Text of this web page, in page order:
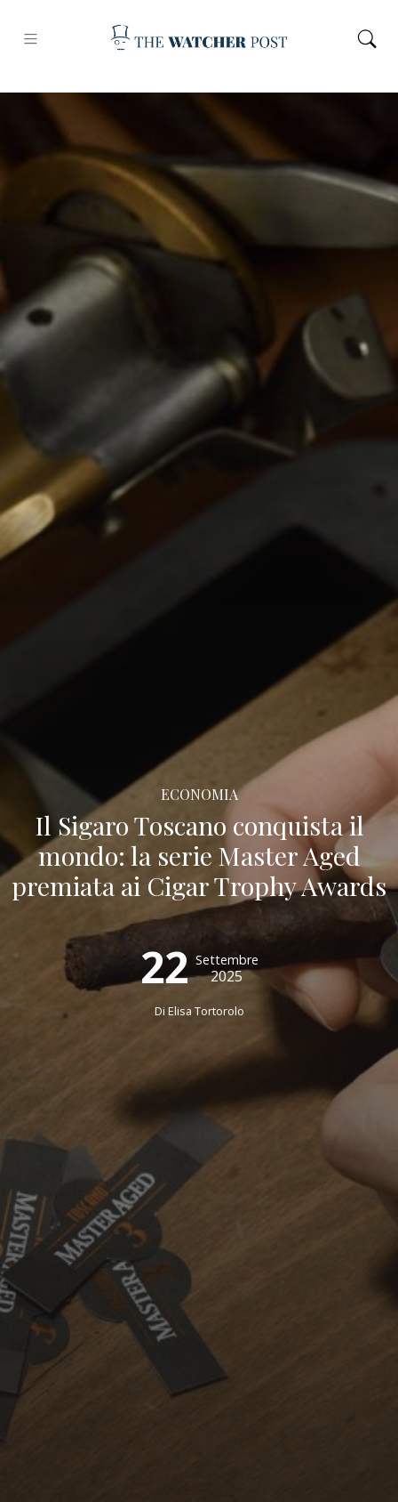
ECONOMIA
Il Sigaro Toscano conquista il
mondo: la serie Master Aged
premiata ai Cigar Trophy Awards
22 Settembre
2025
Di Elisa Tortorolo